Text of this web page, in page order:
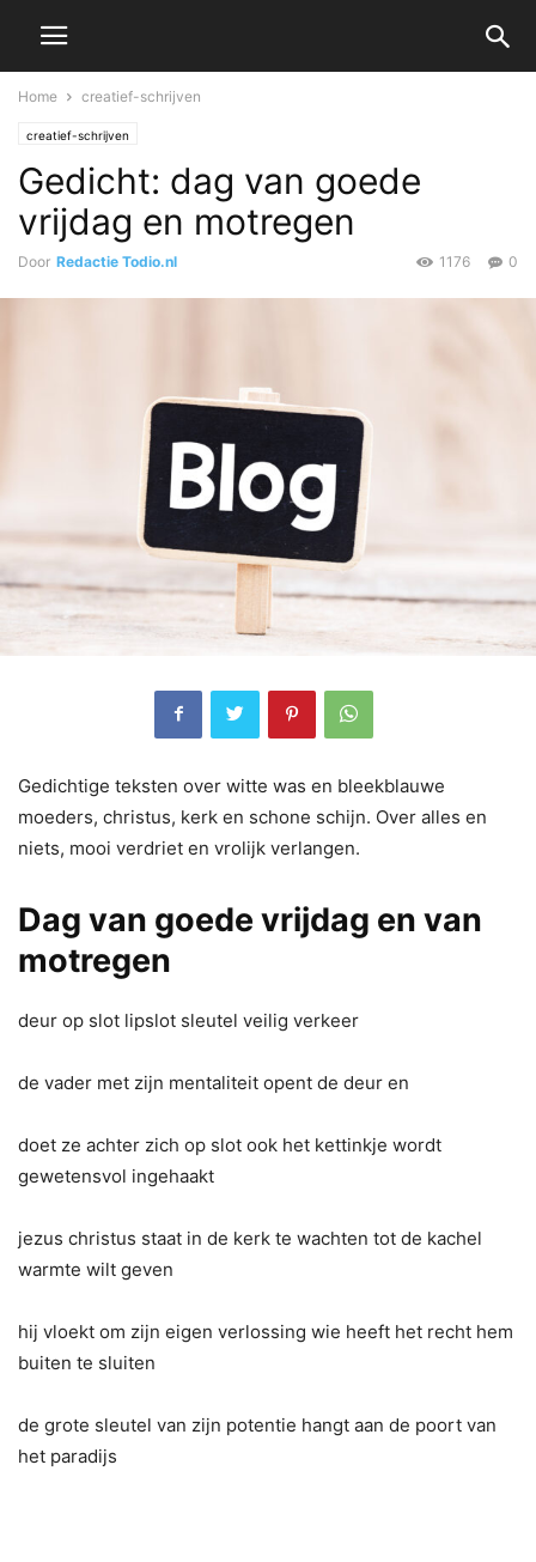
Home creatief-schrijven
creatief-schrijven
Gedicht: dag van goede
vrijdag en motregen
Door Redactie Todio.nl 0
1176
Gedichtige teksten over witte was en bleekblauwe
moeders, christus, kerk en schone schijn. Over alles en
niets, mooi verdriet en vrolijk verlangen.
Dag van goede vrijdag en van
motregen
deur op slot lipslot sleutel veilig verkeer
de vader met zijn mentaliteit opent de deur en
doet ze achter zich op slot ook het kettinkje wordt
gewetensvol ingehaakt
jezus christus staat in de kerk te wachten tot de kachel
warmte wilt geven
hij vloekt om zijn eigen verlossing wie heeft het recht hem
buiten te sluiten
de grote sleutel van zijn potentie hangt aan de poort van
het paradijs